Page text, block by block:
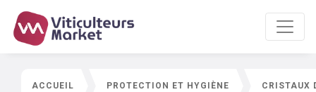
ACCUEIL PROTECTION ET HYGIÈNE CRISTAUX